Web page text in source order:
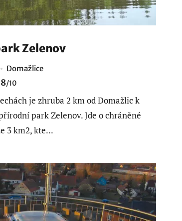
Zelenov
Domažlice
8/10
je zhruba 2 km od Domažlic k
park Zelenov. Jde o chráněné
3 km2, kte...